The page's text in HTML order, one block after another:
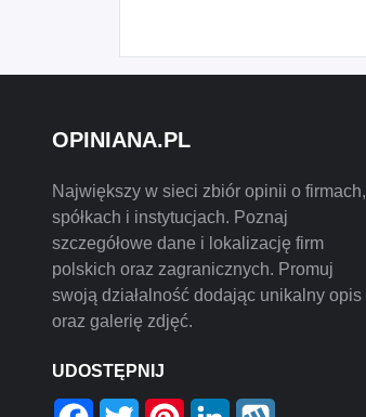
OPINIANA.PL
Największy w sieci zbiór opinii o firmach,
spółkach i instytucjach. Poznaj
szczegółowe dane i lokalizację firm
polskich oraz zagranicznych. Promuj
swoją działalność dodając unikalny opis
oraz galerię zdjęć.
UDOSTĘPNIJ
Facebook
Twitter PinterestLinkedIn